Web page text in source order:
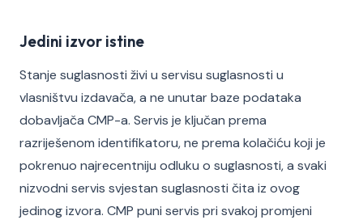
Jedini izvor istine
Stanje suglasnosti živi u servisu suglasnosti u
vlasništvu izdavača, a ne unutar baze podataka
dobavljača CMP-a. Servis je ključan prema
razriješenom identifikatoru, ne prema kolačiću koji je
pokrenuo najrecentniju odluku o suglasnosti, a svaki
nizvodni servis svjestan suglasnosti čita iz ovog
jedinog izvora. CMP puni servis pri svakoj promjeni